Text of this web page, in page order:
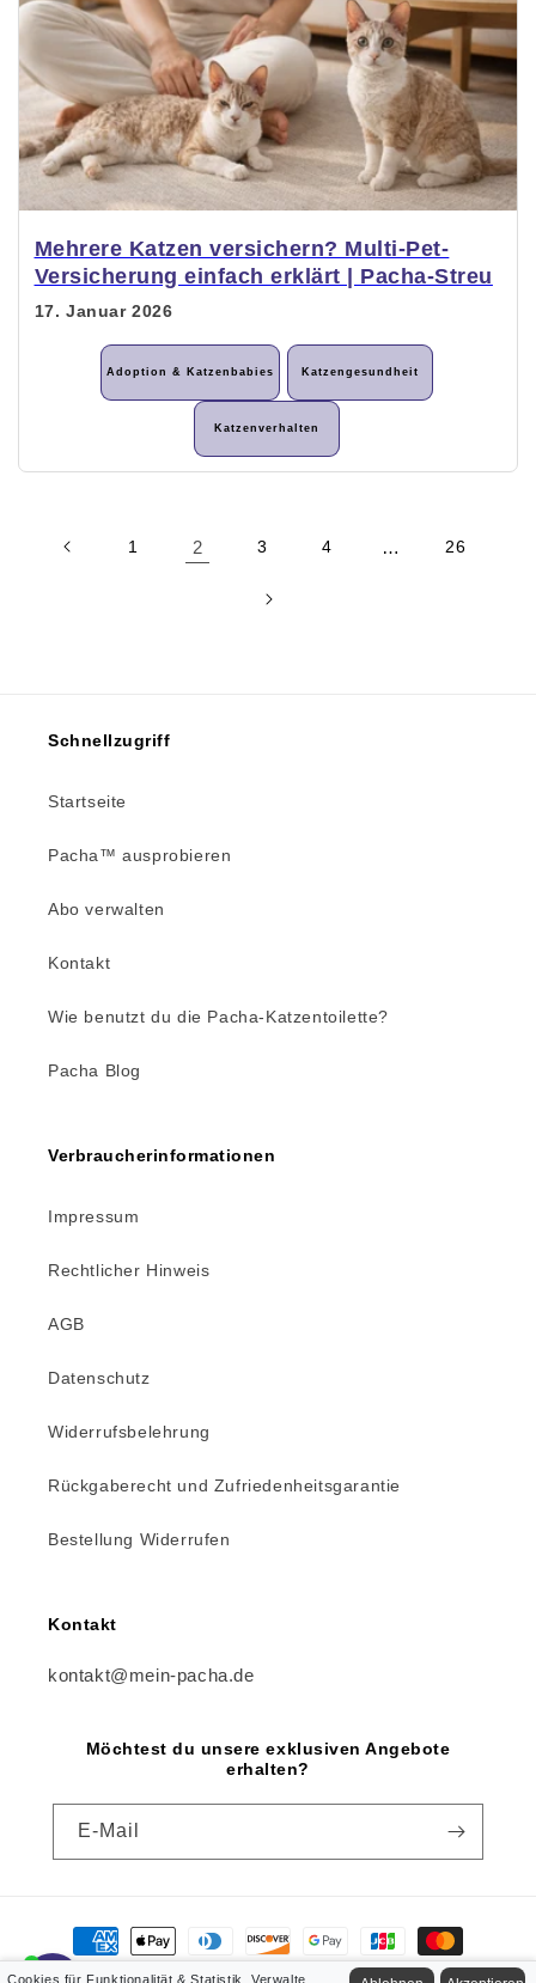
Mehrere Katzen versichern? Multi-Pet-
Versicherung einfach erklärt | Pacha-Streu
17. Januar 2026
Adoption & Katzenbabies Katzengesundheit
Katzenverhalten
1 2 3 4 … 26
Schnellzugriff
Startseite
Pacha™ ausprobieren
Abo verwalten
Kontakt
Wie benutzt du die Pacha-Katzentoilette?
Pacha Blog
Verbraucherinformationen
Impressum
Rechtlicher Hinweis
AGB
Datenschutz
Widerrufsbelehrung
Rückgaberecht und Zufriedenheitsgarantie
Bestellung Widerrufen
Kontakt
kontakt@mein-pacha.de
Möchtest du unsere exklusiven Angebote
erhalten?
E-Mail
Zahlungsmethoden
Cookies für Funktionalität & Statistik. Verwalte